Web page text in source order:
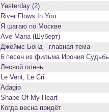
Yesterday (2)
River Flows In You
Я шагаю по Москве
Ave Maria (Шуберт)
Джеймс Бонд - главная тема
6 песен из фильма Ирония
Лесной олень
Le Vent, Le Cri
Adagio
Shape Of My Heart
Когда весна придёт